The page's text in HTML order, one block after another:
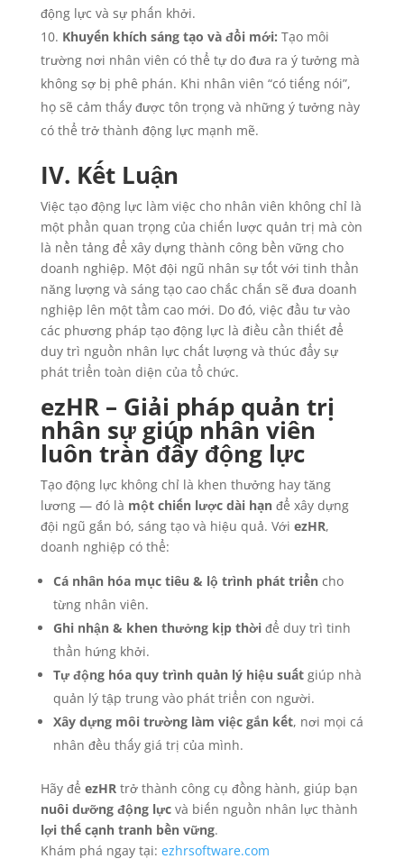
động lực và sự phấn khởi.
Khuyến khích sáng tạo và đổi mới: Tạo môi
trường nơi nhân viên có thể tự do đưa ra ý tưởng mà
không sợ bị phê phán. Khi nhân viên “có tiếng nói”,
họ sẽ cảm thấy được tôn trọng và những ý tưởng này
có thể trở thành động lực mạnh mẽ.
IV. Kết Luận
Việc tạo động lực làm việc cho nhân viên không chỉ là
một phần quan trọng của chiến lược quản trị mà còn
là nền tảng để xây dựng thành công bền vững cho
doanh nghiệp. Một đội ngũ nhân sự tốt với tinh thần
năng lượng và sáng tạo cao chắc chắn sẽ đưa doanh
nghiệp lên một tầm cao mới. Do đó, việc đầu tư vào
các phương pháp tạo động lực là điều cần thiết để
duy trì nguồn nhân lực chất lượng và thúc đẩy sự
phát triển toàn diện của tổ chức.
ezHR – Giải pháp quản trị
nhân sự giúp nhân viên
luôn tràn đầy động lực
Tạo động lực không chỉ là khen thưởng hay tăng
lương — đó là một chiến lược dài hạnđể xây dựng
đội ngũ gắn bó, sáng tạo và hiệu quả. Với ezHR,
doanh nghiệp có thể:
Cá nhân hóa mục tiêu & lộ trình phát triểncho
từng nhân viên.
Ghi nhận & khen thưởng kịp thờiđể duy trì tinh
thần hứng khởi.
Tự động hóa quy trình quản lý hiệu suấtgiúp nhà
quản lý tập trung vào phát triển con người.
Xây dựng môi trường làm việc gắn kết, nơi mọi cá
nhân đều thấy giá trị của mình.
Hãy để ezHRtrở thành công cụ đồng hành, giúp bạn
nuôi dưỡng động lựcvà biến nguồn nhân lực thành
lợi thế cạnh tranh bền vững.
Khám phá ngay tại: ezhrsoftware.com